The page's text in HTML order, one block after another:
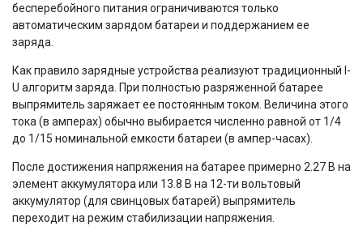
бесперебойного питания ограничиваются только
автоматическим зарядом батареи и поддержанием ее
заряда.
Как правило зарядные устройства реализуют традиционный I-
U алгоритм заряда. При полностью разряженной батарее
выпрямитель заряжает ее постоянным током. Величина этого
тока (в амперах) обычно выбирается численно равной от 1/4
до 1/15 номинальной емкости батареи (в ампер-часах).
После достижения напряжения на батарее примерно 2.27 В на
элемент аккумулятора или 13.8 В на 12-ти вольтовый
аккумулятор (для свинцовых батарей) выпрямитель
переходит на режим стабилизации напряжения.